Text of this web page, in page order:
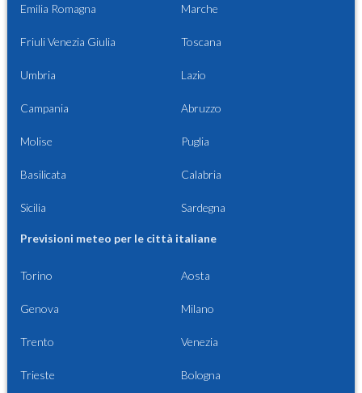
Emilia Romagna Marche
Friuli Venezia Giulia Toscana
Umbria Lazio
Campania Abruzzo
Molise Puglia
Basilicata Calabria
Sicilia Sardegna
Previsioni meteo per le città italiane
Torino Aosta
Genova Milano
Trento Venezia
Trieste Bologna